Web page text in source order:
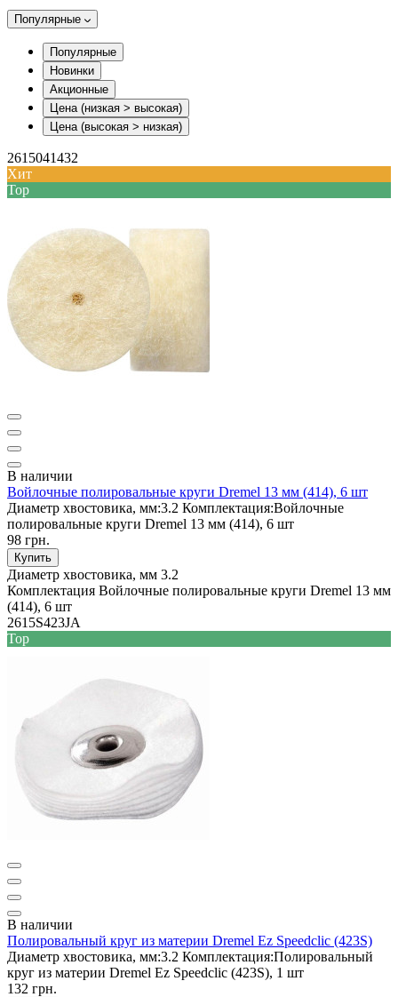
Популярные
Популярные
Новинки
Акционные
Цена (низкая > высокая)
Цена (высокая > низкая)
2615041432
Хит
Top
В наличии
Войлочные полировальные круги Dremel 13 мм (414), 6 шт
Диаметр хвостовика, мм:3.2 Комплектация:Войлочные
полировальные круги Dremel 13 мм (414), 6 шт
98 грн.
Купить
Диаметр хвостовика, мм 3.2
Комплектация Войлочные полировальные круги Dremel 13 мм
(414), 6 шт
2615S423JA
Top
В наличии
Полировальный круг из материи Dremel Ez Speedclic (423S)
Диаметр хвостовика, мм:3.2 Комплектация:Полировальный
круг из материи Dremel Ez Speedclic (423S), 1 шт
132 грн.